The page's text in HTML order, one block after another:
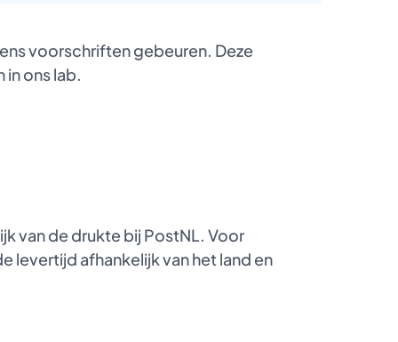
voorschriften gebeuren. Deze
ons lab.
van de drukte bij PostNL. Voor
levertijd afhankelijk van het land en